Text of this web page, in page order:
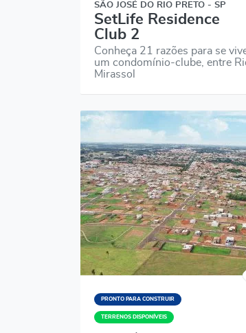
SÃO JOSÉ DO RIO PRETO - SP
SetLife Residence
Club 2
Conheça 21 razões para se
um condomínio-clube, entre
Mirassol
PRONTO PARA CONSTRUIR
TERRENOS DISPONÍVEIS